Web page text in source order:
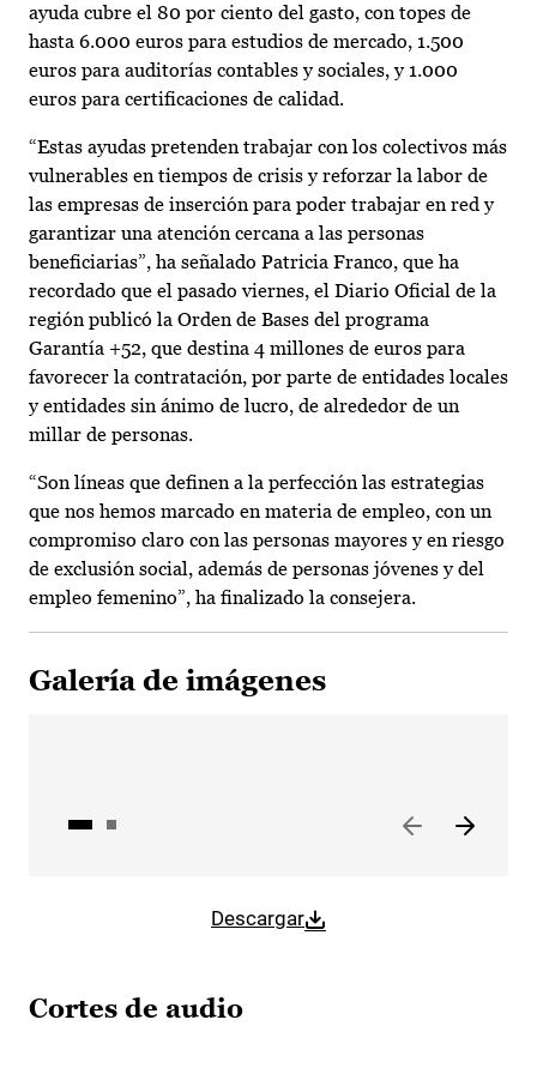
ayuda cubre el 80 por ciento del gasto, con topes de
hasta 6.000 euros para estudios de mercado, 1.500
euros para auditorías contables y sociales, y 1.000
euros para certificaciones de calidad.
“Estas ayudas pretenden trabajar con los colectivos más
vulnerables en tiempos de crisis y reforzar la labor de
las empresas de inserción para poder trabajar en red y
garantizar una atención cercana a las personas
beneficiarias”, ha señalado Patricia Franco, que ha
recordado que el pasado viernes, el Diario Oficial de la
región publicó la Orden de Bases del programa
Garantía +52, que destina 4 millones de euros para
favorecer la contratación, por parte de entidades locales
y entidades sin ánimo de lucro, de alrededor de un
millar de personas.
“Son líneas que definen a la perfección las estrategias
que nos hemos marcado en materia de empleo, con un
compromiso claro con las personas mayores y en riesgo
de exclusión social, además de personas jóvenes y del
empleo femenino”, ha finalizado la consejera.
Galería de imágenes
Descargar
Cortes de audio